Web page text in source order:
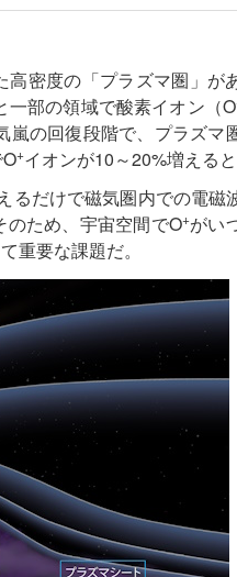
密度の「プラズマ圏」が
部の領域で酸素イオン（O
嵐の回復段階で、プラズマ
+イオンが10～20%増えると
るだけで磁気圏内での電磁
ため、宇宙空間でO+がい
重要な課題だ。